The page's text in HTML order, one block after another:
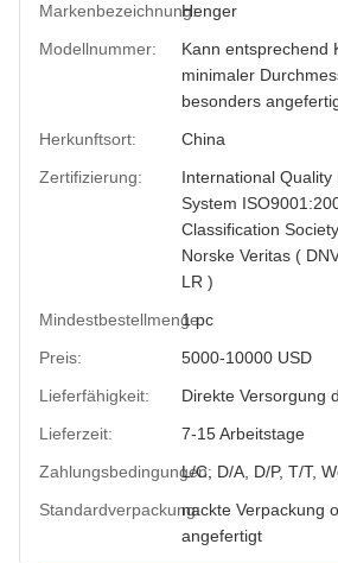
Markenbezeichnung:Henger
Modellnummer:
Kann entsprechend
minimaler
besonders
Herkunftsort:
China
Zertifizierung:
International
System
Classification
Norske Veritas (
LR )
Mindestbestellmenge:
1 pc
Preis:
5000-10000 USD
Lieferfähigkeit:
Direkte Versorgung
Lieferzeit:
7-15 Arbeitstage
Zahlungsbedingungen:L/C, D/A, D/P, T/T,
Standardverpackung:nackte Verpackung
angefertigt